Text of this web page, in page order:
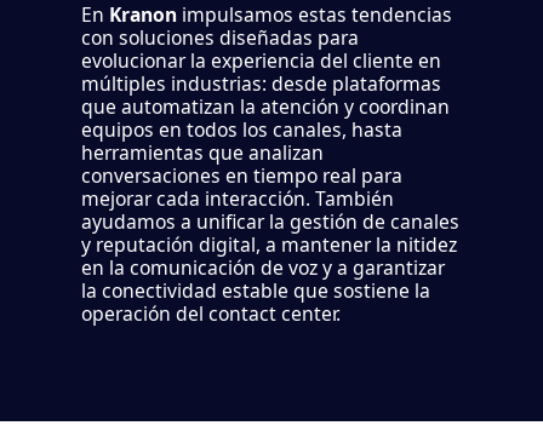
En Kranon impulsamos estas tendencias
con soluciones diseñadas para
evolucionar la experiencia del cliente en
múltiples industrias: desde plataformas
que automatizan la atención y coordinan
equipos en todos los canales, hasta
herramientas que analizan
conversaciones en tiempo real para
mejorar cada interacción. También
ayudamos a unificar la gestión de canales
y reputación digital, a mantener la nitidez
en la comunicación de voz y a garantizar
la conectividad estable que sostiene la
operación del contact center.